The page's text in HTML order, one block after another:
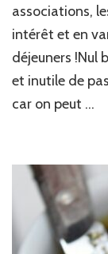
associations,
intérêt et en
déjeuners !Nul
et inutile de
car on peut …